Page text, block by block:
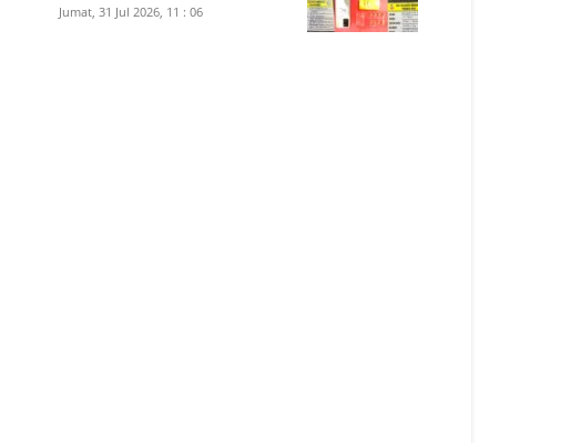
Jumat, 31 Jul 2026, 11 : 06